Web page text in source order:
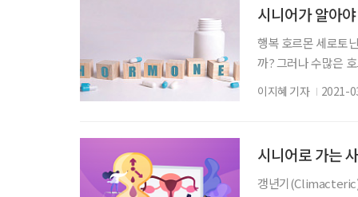
시니어가 알아
행복 호르몬 세로토
까? 그러나 수많은
니어가 알아둬야
및 검수 강남세브
이지혜 기자 2021-
시니어로 가는
갱년기(Climacteric)